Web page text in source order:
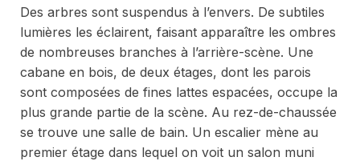
Des arbres sont suspendus à l’envers. De subtiles
lumières les éclairent, faisant apparaître les ombres
de nombreuses branches à l’arrière-scène. Une
cabane en bois, de deux étages, dont les parois
sont composées de fines lattes espacées, occupe la
plus grande partie de la scène. Au rez-de-chaussée
se trouve une salle de bain. Un escalier mène au
premier étage dans lequel on voit un salon muni